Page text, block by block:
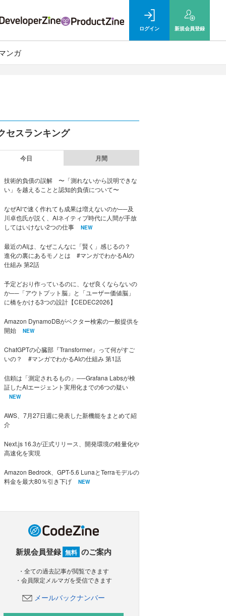
ログイン 新規会員登録
ンガ
セスランキング
今日 月間
技術的負債の誤解 〜「測れないから説明できな
い」を越えることと認知的負債について〜
なぜAIで速く作れても成果は増えないのか──及
川卓也氏が説く、AIネイティブ時代に人間が手放
してはいけない2つの仕事
NEW
最近のAIは、なぜこんなに「賢く」感じるの？
進化の裏にあるモノとは #マンガでわかるAIの
仕組み 第2話
予定どおり作っているのに、なぜ良くならないの
か──「アウトプット脳」と「ユーザー価値脳」
に橋をかける3つの設計【CEDEC2026】
Amazon DynamoDBがベクター検索の一般提供を
開始
NEW
ChatGPTの心臓部『Transformer』って何がすご
いの？ #マンガでわかるAIの仕組み 第1話
信頼は「測定されるもの」──Grafana Labsが検
証したAIエージェント実用化までの6つの疑い
NEW
AWS、7月27日週に発表した新機能をまとめて紹
介
Next.js 16.3が正式リリース、開発環境の軽量化や
高速化を実現
Amazon Bedrock、GPT-5.6 LunaとTerraモデルの
料金を最大80％引き下げ
NEW
新規会員登録 無料 のご案内
・全ての過去記事が閲覧できます
・会員限定メルマガを受信できます
メールバックナンバー